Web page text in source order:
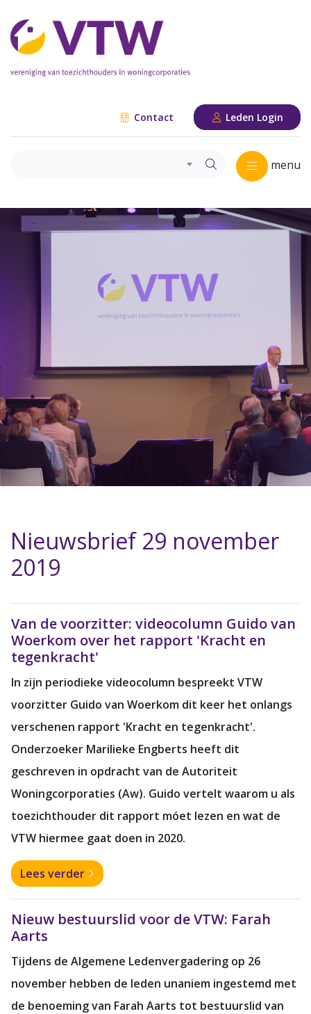
Contact Leden Login
menu
Nieuwsbrief 29 november
2019
Van de voorzitter: videocolumn Guido van
Woerkom over het rapport 'Kracht en
tegenkracht'
In zijn periodieke videocolumn bespreekt VTW
voorzitter Guido van Woerkom dit keer het onlangs
verschenen rapport 'Kracht en tegenkracht'.
Onderzoeker Marilieke Engberts heeft dit
geschreven in opdracht van de Autoriteit
Woningcorporaties (Aw). Guido vertelt waarom u als
toezichthouder dit rapport móet lezen en wat de
VTW hiermee gaat doen in 2020.
Lees verder
Nieuw bestuurslid voor de VTW: Farah
Aarts
Tijdens de Algemene Ledenvergadering op 26
november hebben de leden unaniem ingestemd met
de benoeming van Farah Aarts tot bestuurslid van